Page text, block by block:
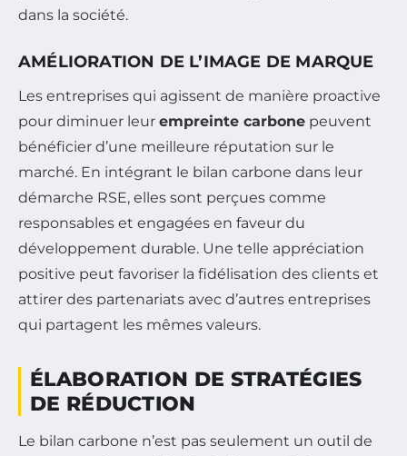
dans la société.
AMÉLIORATION DE L’IMAGE DE MARQUE
Les entreprises qui agissent de manière proactive
pour diminuer leur empreinte carbone peuvent
bénéficier d’une meilleure réputation sur le
marché. En intégrant le bilan carbone dans leur
démarche RSE, elles sont perçues comme
responsables et engagées en faveur du
développement durable. Une telle appréciation
positive peut favoriser la fidélisation des clients et
attirer des partenariats avec d’autres entreprises
qui partagent les mêmes valeurs.
ÉLABORATION DE STRATÉGIES
DE RÉDUCTION
Le bilan carbone n’est pas seulement un outil de